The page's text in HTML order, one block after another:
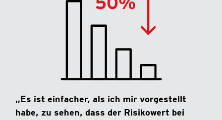
„Es ist einfacher, als ich mir vorgestellt
habe, zu sehen, dass der Risikowert bei